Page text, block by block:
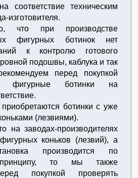
соответствие техническим
изготовителя.
что при производстве
фигурных ботинок нет
к контролю готового
подошвы, каблука и так
перед покупкой
фигурные ботинки на
ботинки с уже
(лезвиями).
на заводах-производителях
коньков (лезвий), а
производится по
принципу, то мы также
покупкой проверять